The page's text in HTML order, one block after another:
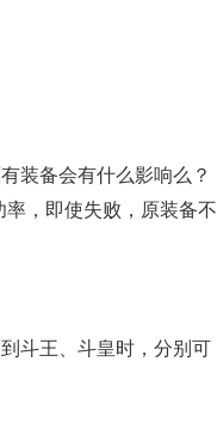
装备会有什么影响么？
率 ，即使失败，原装备不
斗王 、斗皇时，分别可